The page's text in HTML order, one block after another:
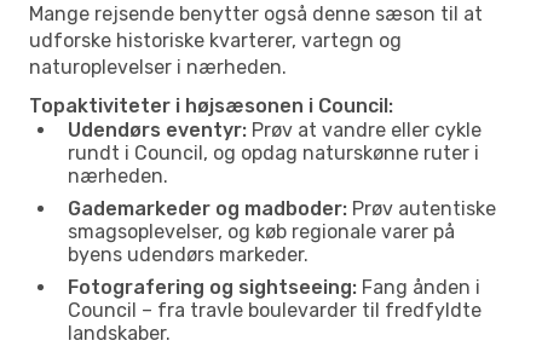
Mange rejsende benytter også denne sæson til at
udforske historiske kvarterer, vartegn og
naturoplevelser i nærheden.
Topaktiviteter i højsæsonen i Council:
Udendørs eventyr: Prøv at vandre eller cykle
rundt i Council, og opdag naturskønne ruter i
nærheden.
Gademarkeder og madboder: Prøv autentiske
smagsoplevelser, og køb regionale varer på
byens udendørs markeder.
Fotografering og sightseeing: Fang ånden i
Council – fra travle boulevarder til fredfyldte
landskaber.